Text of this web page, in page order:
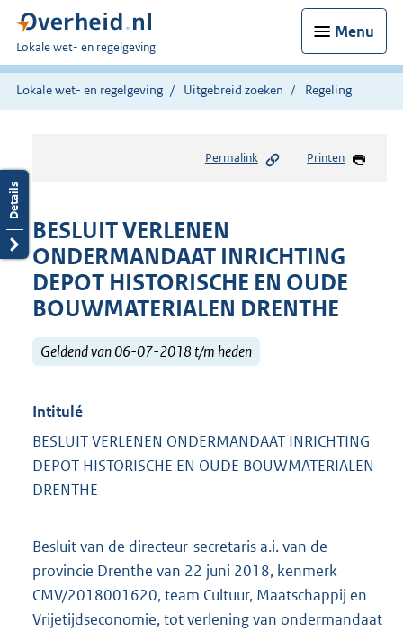
Menu
U
bent
hier:
Lokale wet- en regelgeving
Lokale wet- en regelgeving Uitgebreid zoeken Regeling
Permalink Printen
BESLUIT VERLENEN
ONDERMANDAAT INRICHTING
DEPOT HISTORISCHE EN OUDE
BOUWMATERIALEN DRENTHE
Geldend van 06-07-2018 t/m heden
Intitulé
BESLUIT VERLENEN ONDERMANDAAT INRICHTING
DEPOT HISTORISCHE EN OUDE BOUWMATERIALEN
DRENTHE
Besluit van de directeur-secretaris a.i. van de
provincie Drenthe van 22 juni 2018, kenmerk
CMV/2018001620, team Cultuur, Maatschappij en
Vrijetijdseconomie, tot verlening van ondermandaat